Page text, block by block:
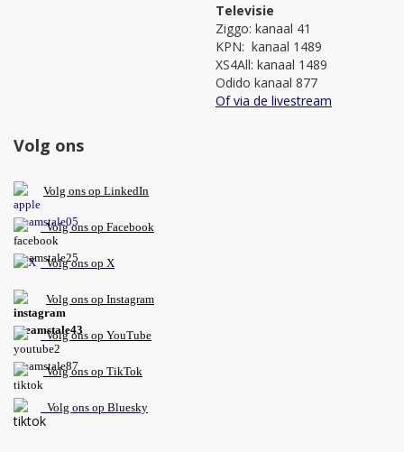
Televisie
Ziggo: kanaal 41
KPN: kanaal 1489
XS4All: kanaal 1489
Odido kanaal 877
Of via de livestream
Volg ons
Volg ons op LinkedIn
Volg ons op Facebook
Volg ons op X
Volg ons op Instagram
Volgons op YouTube
Volg ons op TikTok
Volg ons op Bluesky